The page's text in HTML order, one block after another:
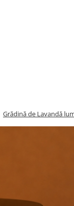
Grădină de Lavandă